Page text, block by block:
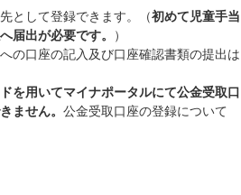
として登録できます。（初めて児童手当
届出が必要です。
）
の口座の記入及び口座確認書類の提出は
を用いてマイナポータルにて公金受取口
ません。公金受取口座の登録について